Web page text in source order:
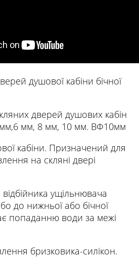
душової кабіни бічної
дверей душових кабін
мм, 8 мм, 10 мм. ВФ10мм
кабіни. Призначений для
на скляні двері
ущільнювача
до нижньої або бічної
попаданню води за межі
бризковика-силікон.